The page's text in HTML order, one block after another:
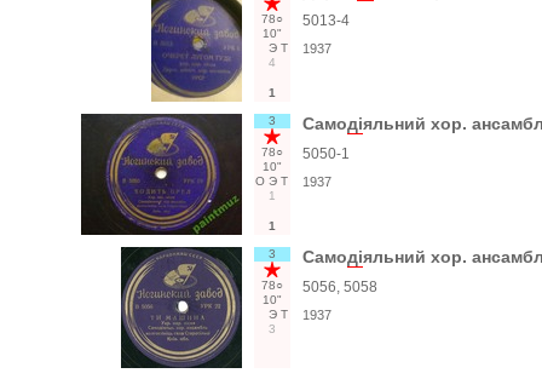
78○
10"
Э Т
4
1
5013-4
1937
3
78○
10"
О Э Т
1
1
Самодiяльний хор.
5050-1
1937
3
78○
10"
Э Т
3
Самодiяльний хор.
5056, 5058
1937